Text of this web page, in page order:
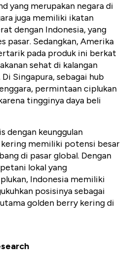
yang merupakan negara di
juga memiliki ikatan
dengan Indonesia, yang
pasar. Sedangkan, Amerika
pada produk ini berkat
sehat di kalangan
Singapura, sebagai hub
permintaan ciplukan
tingginya daya beli
dengan keunggulan
memiliki potensi besar
di pasar global. Dengan
lokal yang
Indonesia memiliki
posisinya sebagai
golden berry kering di